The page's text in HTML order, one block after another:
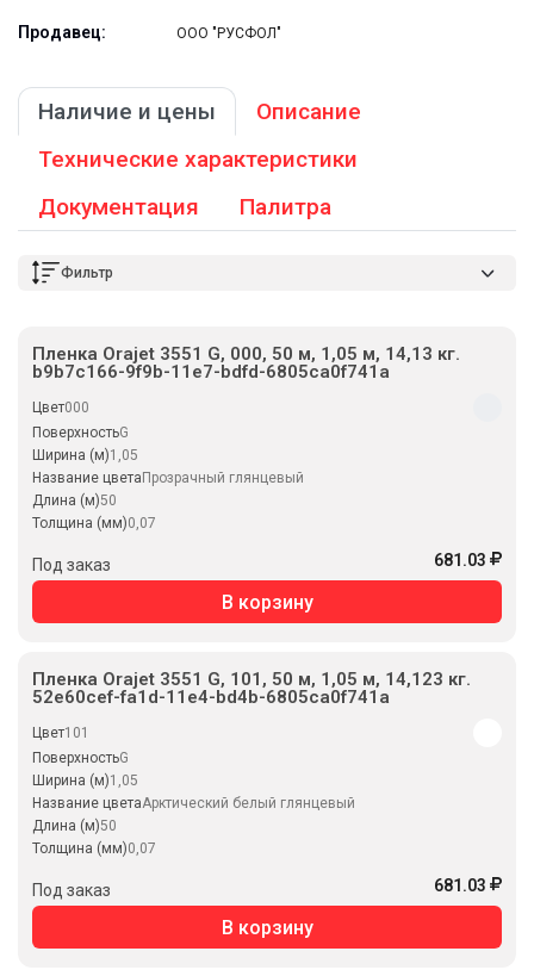
Продавец: ООО "РУСФОЛ"
Наличие и цены
Описание
Технические характеристики
Документация
Палитра
Фильтр
Пленка Orajet 3551 G, 000, 50 м, 1,05 м, 14,13 кг.
b9b7c166-9f9b-11e7-bdfd-6805ca0f741a
Цвет000
ПоверхностьG
Ширина (м)1,05
Название цвета Прозрачный глянцевый
Длина (м)50
Толщина (мм)0,07
Под заказ 681.03
В корзину
Пленка Orajet 3551 G, 101, 50 м, 1,05 м, 14,123 кг.
52e60cef-fa1d-11e4-bd4b-6805ca0f741a
Цвет101
ПоверхностьG
Ширина (м)1,05
Название цветаАрктический белый глянцевый
Длина (м)50
Толщина (мм)0,07
Под заказ 681.03
В корзину